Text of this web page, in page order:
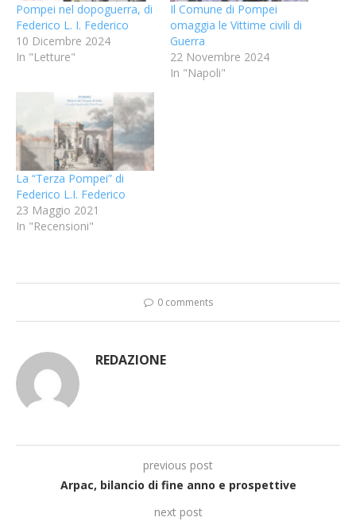
Pompei nel dopoguerra, di
Federico L. I. Federico
10 Dicembre 2024
In "Letture"
Il Comune di Pompei
omaggia le Vittime civili di
Guerra
22 Novembre 2024
In "Napoli"
La “Terza Pompei” di
Federico L.I. Federico
23 Maggio 2021
In "Recensioni"
0 comments
REDAZIONE
previous post
Arpac, bilancio di fine anno e prospettive
next post